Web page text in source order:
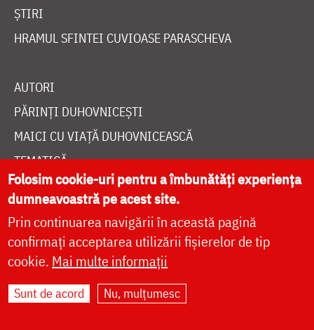
ȘTIRI
HRAMUL SFINTEI CUVIOASE PARASCHEVA
AUTORI
PĂRINȚI DUHOVNICEȘTI
MAICI CU VIAȚĂ DUHOVNICEASCĂ
TEMATICĂ
SINAXAR ALFABETIC
MĂNĂSTIRI ȘI BISERICI
CALENDAR ORTODOX
WIDGET DOXOLOGIA
RADIO DOXOLOGIA
Folosim cookie-uri pentru a îmbunătăți experiența
dumneavoastră pe acest site.
Prin continuarea navigării în această pagină
confirmați acceptarea utilizării fișierelor de tip
cookie. Mai multe informații
Sunt de acord Nu, mulțumesc